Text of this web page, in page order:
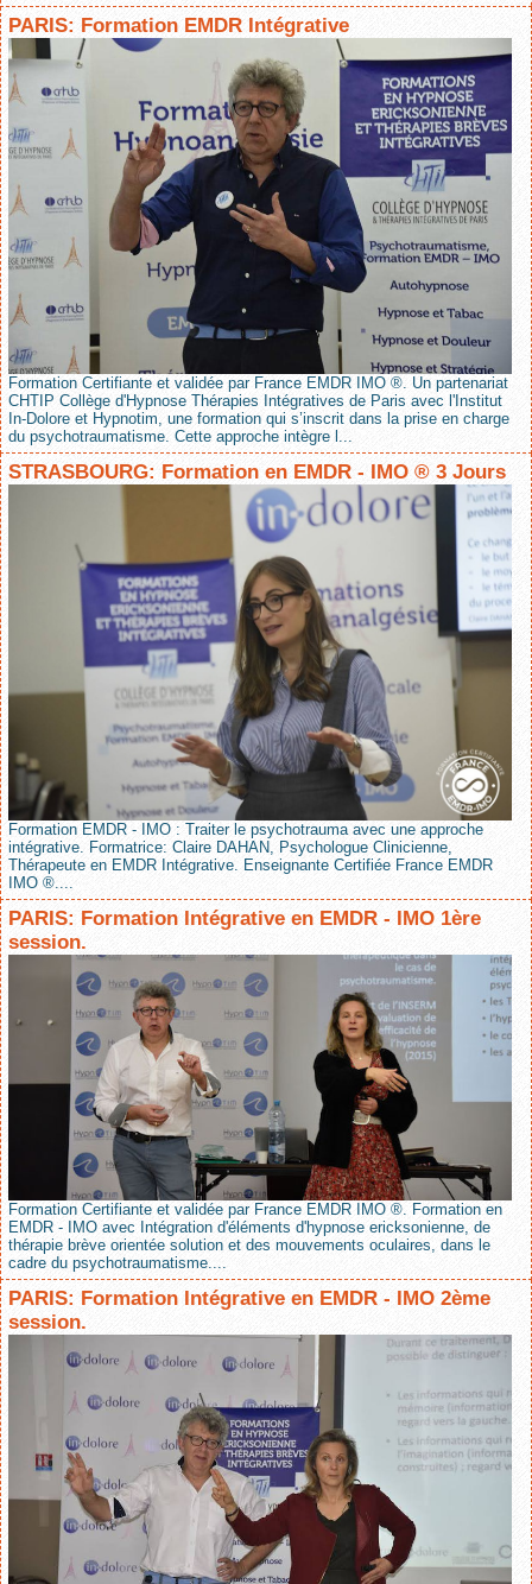
PARIS: Formation EMDR Intégrative
Formation Certifiante et validée par France EMDR IMO ®. Un partenariat
CHTIP Collège d'Hypnose Thérapies Intégratives de Paris avec l'Institut
In-Dolore et Hypnotim, une formation qui s’inscrit dans la prise en charge
du psychotraumatisme. Cette approche intègre l...
STRASBOURG: Formation en EMDR - IMO ® 3 Jours
Formation EMDR - IMO : Traiter le psychotrauma avec une approche
intégrative. Formatrice: Claire DAHAN, Psychologue Clinicienne,
Thérapeute en EMDR Intégrative. Enseignante Certifiée France EMDR
IMO ®....
PARIS: Formation Intégrative en EMDR - IMO 1ère
session.
Formation Certifiante et validée par France EMDR IMO ®. Formation en
EMDR - IMO avec Intégration d'éléments d'hypnose ericksonienne, de
thérapie brève orientée solution et des mouvements oculaires, dans le
cadre du psychotraumatisme....
PARIS: Formation Intégrative en EMDR - IMO 2ème
session.